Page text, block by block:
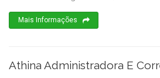
Mais Informações
Athina Administradora E